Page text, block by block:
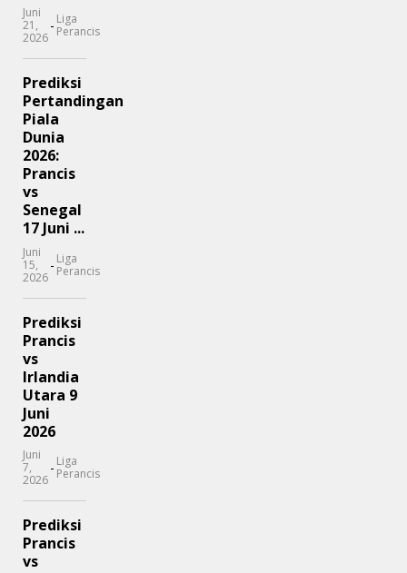
Juni
21,
2026
- Liga
Perancis
Prediksi
Pertandingan
Piala
Dunia
2026:
Prancis
vs
Senegal
17 Juni ...
Juni
15,
2026
- Liga
Perancis
Prediksi
Prancis
vs
Irlandia
Utara 9
Juni
2026
Juni
7,
2026
- Liga
Perancis
Prediksi
Prancis
vs